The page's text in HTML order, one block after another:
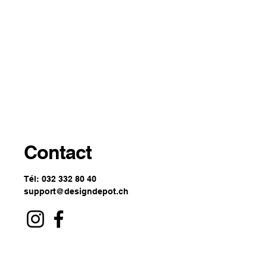
Contact
Tél: 032 332 80 40
support@designdepot.ch